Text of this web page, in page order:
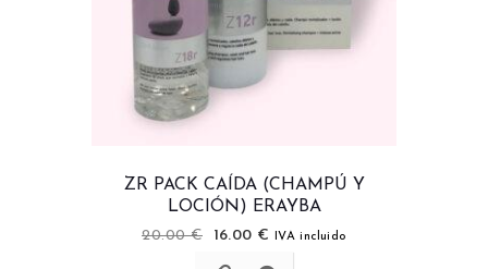
ZR PACK CAÍDA (CHAMPÚ Y
LOCIÓN) ERAYBA
20.00€ 16.00 € IVA incluido